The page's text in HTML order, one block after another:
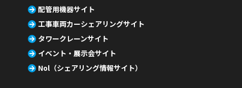
配管用機器サイト
工事車両カーシェアリングサイト
タワークレーンサイト
イベント・展示会サイト
Nol（シェアリング情報サイト）